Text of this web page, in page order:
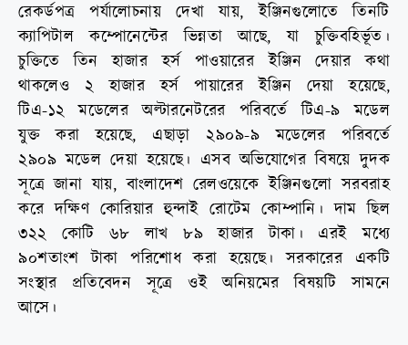
রেকর্ডপত্র পর্যালোচনায় দেখা যায়, ইঞ্জিনগুলোতে তিনটি
ক্যাপিটাল কম্পোনেন্টের ভিন্নতা আছে, যা চুক্তিবহির্ভূত।
চুক্তিতে তিন হাজার হর্স পাওয়ারের ইঞ্জিন দেয়ার কথা
থাকলেও ২ হাজার হর্স পায়ারের ইঞ্জিন দেয়া হয়েছে,
টিএ-১২ মডেলের অল্টারনেটরের পরিবর্তে টিএ-৯ মডেল
যুক্ত করা হয়েছে, এছাড়া ২৯০৯-৯ মডেলের পরিবর্তে
২৯০৯ মডেল দেয়া হয়েছে। এসব অভিযোগের বিষয়ে দুদক
সূত্রে জানা যায়, বাংলাদেশ রেলওয়েকে ইঞ্জিনগুলো সরবরাহ
করে দক্ষিণ কোরিয়ার হুন্দাই রোটেম কোম্পানি। দাম ছিল
৩২২ কোটি ৬৮ লাখ ৮৯ হাজার টাকা। এরই মধ্যে
৯০শতাংশ টাকা পরিশোধ করা হয়েছে। সরকারের একটি
সংস্থার প্রতিবেদন সূত্রে ওই অনিয়মের বিষয়টি সামনে
আসে।